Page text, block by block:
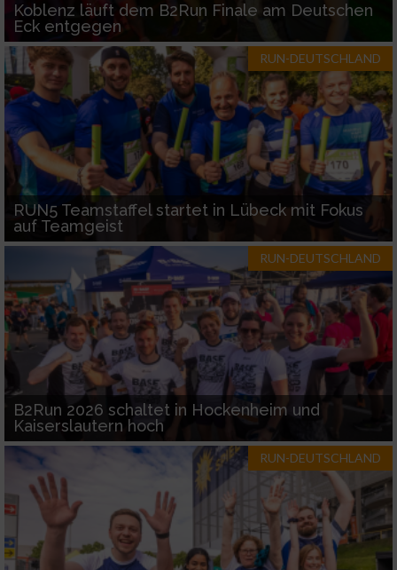
Koblenz läuft dem B2Run Finale am Deutschen
Eck entgegen
RUN-DEUTSCHLAND
RUN5 Teamstaffel startet in Lübeck mit Fokus
auf Teamgeist
RUN-DEUTSCHLAND
B2Run 2026 schaltet in Hockenheim und
Kaiserslautern hoch
RUN-DEUTSCHLAND